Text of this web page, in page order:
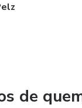
de